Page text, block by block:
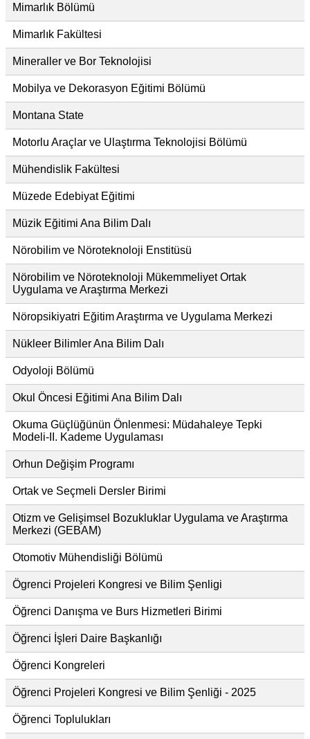
Mimarlık Bölümü
Mimarlık Fakültesi
Mineraller ve Bor Teknolojisi
Mobilya ve Dekorasyon Eğitimi Bölümü
Montana State
Motorlu Araçlar ve Ulaştırma Teknolojisi Bölümü
Mühendislik Fakültesi
Müzede Edebiyat Eğitimi
Müzik Eğitimi Ana Bilim Dalı
Nörobilim ve Nöroteknoloji Enstitüsü
Nörobilim ve Nöroteknoloji Mükemmeliyet Ortak
Uygulama ve Araştırma Merkezi
Nöropsikiyatri Eğitim Araştırma ve Uygulama Merkezi
Nükleer Bilimler Ana Bilim Dalı
Odyoloji Bölümü
Okul Öncesi Eğitimi Ana Bilim Dalı
Okuma Güçlüğünün Önlenmesi: Müdahaleye Tepki
Modeli-II. Kademe Uygulaması
Orhun Değişim Programı
Ortak ve Seçmeli Dersler Birimi
Otizm ve Gelişimsel Bozukluklar Uygulama ve Araştırma
Merkezi (GEBAM)
Otomotiv Mühendisliği Bölümü
Ögrenci Projeleri Kongresi ve Bilim Şenligi
Öğrenci Danışma ve Burs Hizmetleri Birimi
Öğrenci İşleri Daire Başkanlığı
Öğrenci Kongreleri
Öğrenci Projeleri Kongresi ve Bilim Şenliği - 2025
Öğrenci Toplulukları